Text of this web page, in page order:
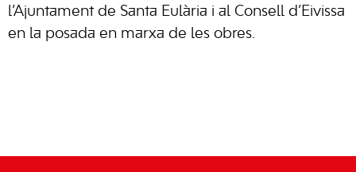
l’Ajuntament de Santa Eulària i al Consell d’Eivissa
en la posada en marxa de les obres.